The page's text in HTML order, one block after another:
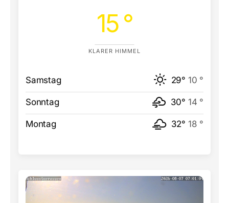
15 °
KLARER HIMMEL
Samstag 29° 10 °
Sonntag 30° 14 °
Montag 32° 18 °